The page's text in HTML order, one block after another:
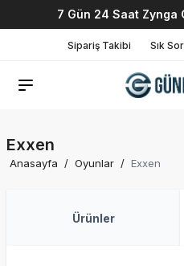
7 Gün 24 Saat Zynga
Sipariş Takibi Sık
Exxen
Anasayfa / Oyunlar / Exxen
Ürünler